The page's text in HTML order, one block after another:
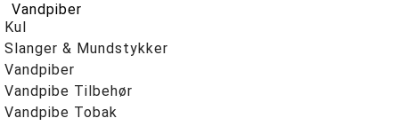
Vandpiber
Kul
Slanger & Mundstykker
Vandpiber
Vandpibe Tilbehør
Vandpibe Tobak